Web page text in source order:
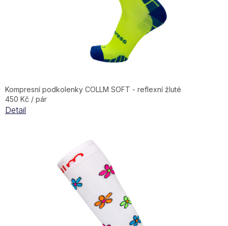
Kompresní podkolenky COLLM SOFT - reflexní žluté
450 Kč / pár
Detail